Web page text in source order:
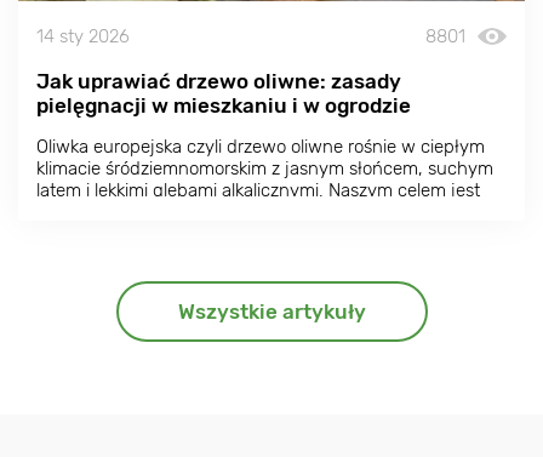
14 sty 2026 8801
Jak uprawiać drzewo oliwne: zasady
pielęgnacji w mieszkaniu i w ogrodzie
Oliwka europejska czyli drzewo oliwne rośnie w ciepłym
klimacie śródziemnomorskim z jasnym słońcem, suchym
latem i lekkimi glebami alkalicznymi. Naszym celem jest
Wszystkie artykuły